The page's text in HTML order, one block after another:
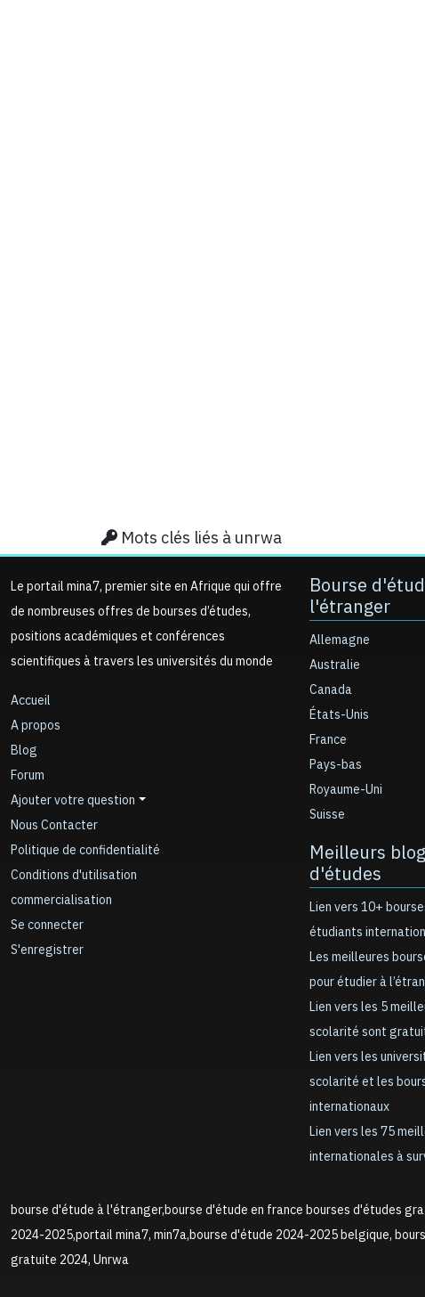
Mots clés liés à unrwa
Le portail mina7, premier site en Afrique qui offre
de nombreuses offres de bourses d’études,
positions académiques et conférences
scientifiques à travers les universités du monde
Accueil
A propos
Blog
Forum
Ajouter votre question
Nous Contacter
Politique de confidentialité
Conditions d'utilisation
commercialisation
Se connecter
S'enregistrer
Bourse
l'étranger
Allemagne
Australie
Canada
États-Unis
France
Pays-bas
Royaume-Uni
Suisse
Meilleurs
d'études
Lien vers 10+
étudiants
Les meilleures
pour étudier à
Lien vers les 5
scolarité sont
Lien vers les
scolarité et les
internationaux
Lien vers les 75
internationales à
bourse d'étude à l'étranger,bourse d'étude en france bourses d'études
2024-2025,portail mina7, min7a,bourse d'étude 2024-2025 belgique,
gratuite 2024, Unrwa